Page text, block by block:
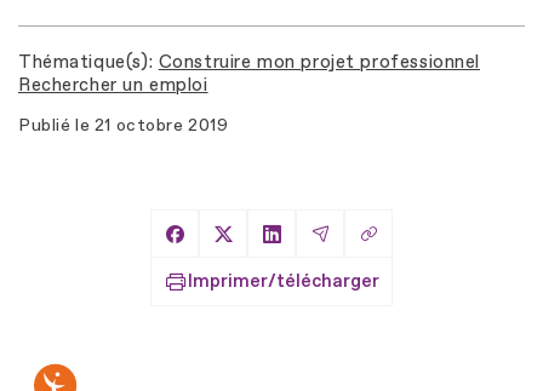
Thématique(s) Construire mon projet professionnel
Rechercher un emploi
Publié le 21 octobre 2019
Partager sur Facebook
Partager sur X
Partager sur LinkedIn
Partager par Email
Copier le lien
Imprimer/télécharger